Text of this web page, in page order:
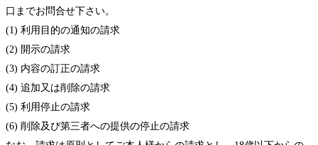
口までお問合せ下さい。
(1) 利用目的の通知の請求
(2) 開示の請求
(3) 内容の訂正の請求
(4) 追加又は削除の請求
(5) 利用停止の請求
(6) 削除及び第三者への提供の停止の請求